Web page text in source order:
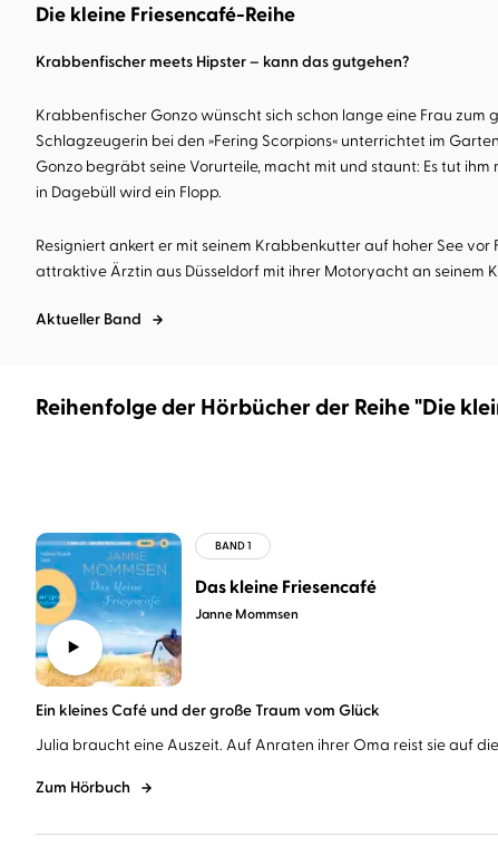
Die kleine Friesencafé-Reihe
Krabbenfischer meets Hipster – kann das gutgehen?
Krabbenfischer Gonzo wünscht sich schon lange eine Frau zum
Schlagzeugerin bei den »Fering Scorpions« unterrichtet im
Gonzo begräbt seine Vorurteile, macht mit und staunt: Es tut
in Dagebüll wird ein Flopp.
Resigniert ankert er mit seinem Krabbenkutter auf hoher See
attraktive Ärztin aus Düsseldorf mit ihrer Motoryacht an seinem
Aktueller Band
Reihenfolge der Hörbücher der Reihe "Die
Janne Mommsen
Das kleine Friesencafé
Ein kleines Café und der große Traum vom Glück
Julia braucht eine Auszeit. Auf Anraten ihrer Oma reist sie auf
Zum Hörbuch